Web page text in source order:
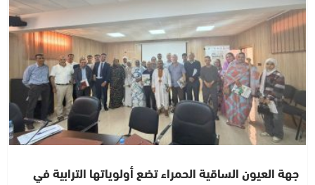
جهة العيون الساقية الحمراء تضع أولوياتها الترابية في